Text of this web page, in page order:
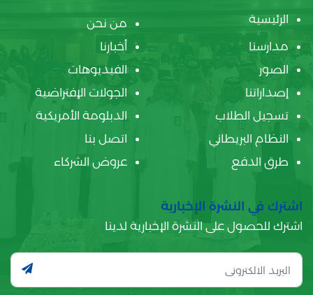
الرئيسية
من نحن
مدارسنا
أخبارنا
الصور
الفيديوهات
إصداراتنا
الجولات الإفتراضية
تسجيل الطلاب
الدبلومة الأمريكية
النظام البريطاني
اتصل بنا
طرق الدفع
عروض الشركاء
اشترك في النشرة الإخبارية
اشترك للحصول على النشرة الإخبارية لدينا